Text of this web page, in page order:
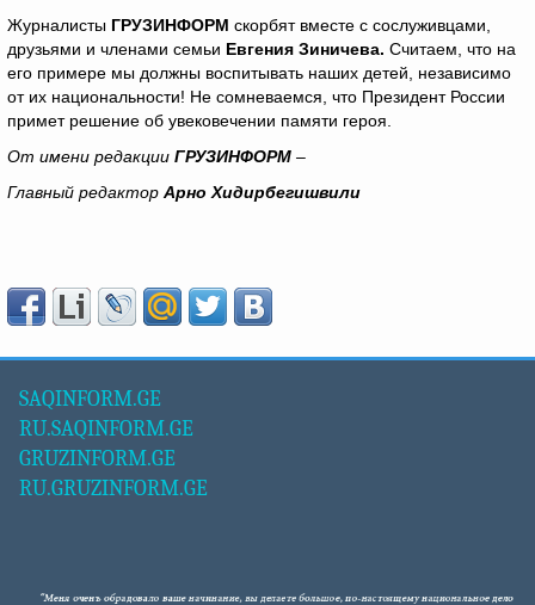
Журналисты ГРУЗИНФОРМ скорбят вместе с сослуживцами,
друзьями и членами семьи Евгения Зиничева. Считаем, что на
его примере мы должны воспитывать наших детей, независимо
от их национальности! Не сомневаемся, что Президент России
примет решение об увековечении памяти героя.
От имени редакции ГРУЗИНФОРМ –
Главный редактор Арно Хидирбегишвили
SAQINFORM.GE
RU.SAQINFORM.GE
GRUZINFORM.GE
RU.GRUZINFORM.GE